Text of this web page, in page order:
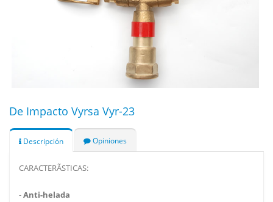
De Impacto Vyrsa Vyr-23
Descripción Opiniones
CARACTERÃSTICAS:
-Anti-helada